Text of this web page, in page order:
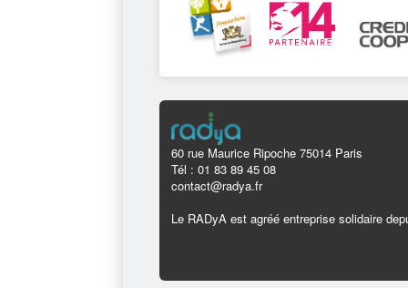
60 rue Maurice Ripoche 75014 Paris
Tél : 01 83 89 45 08
contact@radya.fr
Le RADyA est agréé entreprise solidaire